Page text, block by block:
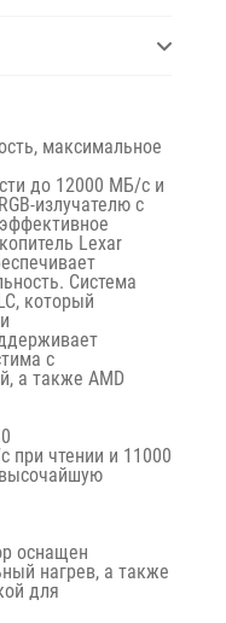
максимальное
до 12000 МБ/с и
излучателю с
Lexar
Система
который
с
а также AMD
при чтении и 11000
оснащен
нагрев, а также
для